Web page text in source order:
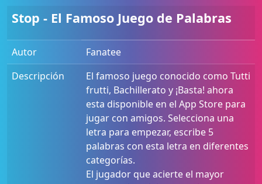
Stop - El Famoso Juego de Palabras
Autor
Fanatee
Descripción
El famoso juego conocido como Tutti
frutti, Bachillerato y ¡Basta! ahora
esta disponible en el App Store para
jugar con amigos. Selecciona una
letra para empezar, escribe 5
palabras con esta letra en diferentes
categorías.
El jugador que acierte el mayor